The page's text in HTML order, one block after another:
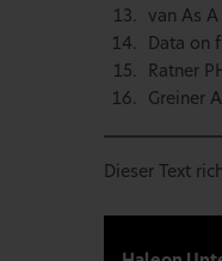
van As
Data on
Ratner
Greiner
Dieser Text